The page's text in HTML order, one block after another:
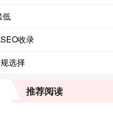
低
收录
选择
推荐阅读